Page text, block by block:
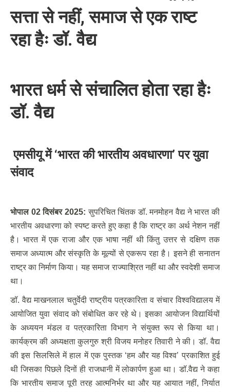
सत्ता से नहीं,समाज से एक राष्ट
रहा हैः डॉ. वैद्य
भारत धर्म से संचालित होता रहा हैः
डॉ. वैद्य
एमसीयू में‘भारत की भारतीय अवधारणा’पर युवा
संवाद
भोपाल02दिसंबर2025: सुपरिचित चिंतक डॉ. मनमोहन वैद्य ने भारत की
भारतीय अवधारणा को स्पष्ट करते हुए कहा है कि राष्ट्र का अर्थ नेशन नहीं
है। भारत में एक राजा और एक भाषा नहीं थी किंतु उत्तर से दक्षिण तक
समाज अध्यात्म और संस्कृति के मूल्यों से एकरूप रहा है। इसने ही सनातन
राष्ट्र का निर्माण किया। यह समाज राज्याश्रित नहीं था और स्वदेशी समाज
था।
डॉ. वैद्य माखनलाल चतुर्वेदी राष्ट्रीय पत्रकारिता व संचार विश्वविद्यालय में
आयोजित युवा संवाद को संबोधित कर रहे थे। इसका आयोजन विद्यार्थियों
के अध्ययन मंडल व पत्रकारिता विभाग ने संयुक्त रूप से किया था।
कार्यक्रम की अध्यक्षता कुलगुरु श्री विजय मनोहर तिवारी ने की। डॉ. वैद्य
की इस सिलसिले में हाल में एक पुस्तक ‘हम और यह विश्व’ प्रकाशित हुई
थी जिसका पिछले दिनों ही राजधानी में लोकार्पण हुआ था। डॉ.वैद्य ने कहा
कि भारतीय समाज पूरी तरह आत्मनिर्भर था और यह आयात नहीं, निर्यात